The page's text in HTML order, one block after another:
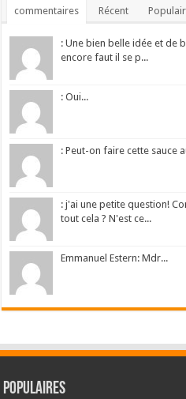
commentaires Récent
: Une bien belle idée et de
encore faut il se p...
: Oui...
: Peut-on faire cette sauce
: j'ai une petite question!
tout cela ? N'est ce...
Emmanuel Estern: Mdr...
Populaires